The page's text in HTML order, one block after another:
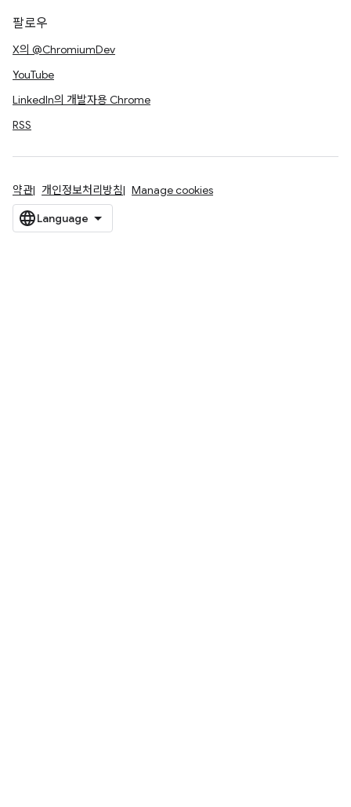
팔로우
X의 @ChromiumDev
YouTube
LinkedIn의 개발자용 Chrome
RSS
약관 개인정보처리방침 Manage cookies